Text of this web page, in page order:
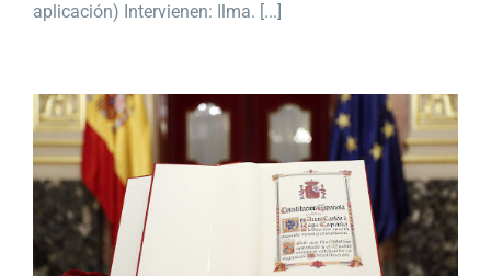
aplicación) Intervienen: Ilma. [...]